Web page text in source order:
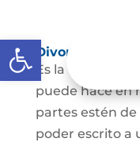
Abrir barra de
Divorcio
Es la
puede hace en
partes estén
poder escrito a